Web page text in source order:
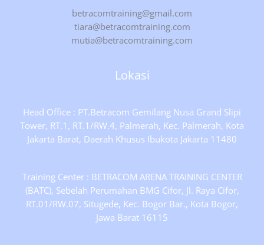
betracomtraining@gmail.com
tiara@betracomtraining.com
mutia@betracomtraining.com
Lokasi
Head Office : PT.Betracom Gemilang Nusa Grand Slipi
Tower, RT.1, RT.1/RW.4, Palmerah, Kec. Palmerah, Kota
Jakarta Barat, Daerah Khusus Ibukota Jakarta 11480
Training Center : BETRACOM ARENA TRAINING CENTER
(BATC), Sebelah Perumahan BMG Cifor, Jl. Raya Cifor,
RT.01/RW.07, Situgede, Kec. Bogor Bar., Kota Bogor,
Jawa Barat 16115